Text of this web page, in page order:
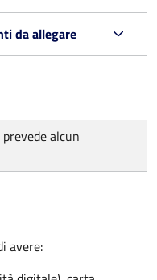
da allegare
alcun
avere: